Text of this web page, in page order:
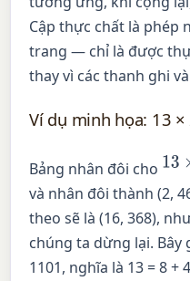
Cập thực chất là phép
trang — chỉ là được
thay vì các thanh ghi
Ví dụ minh họa: 13 ×
Bảng nhân đôi cho 13×
và nhân đôi thành (2,
theo sẽ là (16, 368),
chúng ta dừng lại. Bây
1101, nghĩa là 13 = 8 +